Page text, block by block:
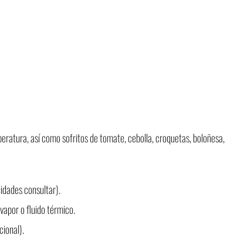
así como sofritos de tomate, cebolla, croquetas, boloñesa,
consultar).
o fluido térmico.